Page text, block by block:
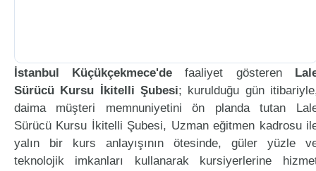
İstanbul Küçükçekmece'de faaliyet gösteren
Sürücü Kursu İkitelli Şubesi; kurulduğu gün
daima müşteri memnuniyetini ön planda tutan
Sürücü Kursu İkitelli Şubesi, Uzman eğitmen kadrosu
yalın bir kurs anlayışının ötesinde, güler yüzle
teknolojik imkanları kullanarak kursiyerlerine